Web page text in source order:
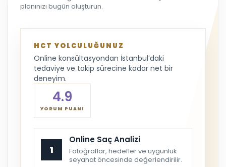
planınızı bugün oluşturun.
HCT YOLCULUĞUNUZ
Online konsültasyondan İstanbul’daki
tedaviye ve takip sürecine kadar net bir
deneyim.
4.9
YORUM PUANI
1
Online Saç Analizi
Fotoğraflar, hedefler ve uygunluk
seyahat öncesinde değerlendirilir.